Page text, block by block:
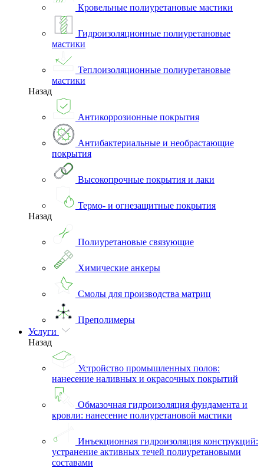
Кровельные полиуретановые мастики
Гидроизоляционные полиуретановые
мастики
Теплоизоляционные полиуретановые
мастики
Назад
Антикоррозионные покрытия
Антибактериальные и необрастающие
покрытия
Высокопрочные покрытия и лаки
Термо- и огнезащитные покрытия
Назад
Полиуретановые связующие
Химические анкеры
Смолы для производства матриц
Преполимеры
Услуги
Назад
Устройство промышленных полов:
нанесение наливных и окрасочных покрытий
Обмазочная гидроизоляция фундамента и
кровли: нанесение полиуретановой мастики
Инъекционная гидроизоляция конструкций:
устранение активных течей полиуретановыми
составами